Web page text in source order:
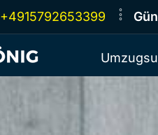
+4915792653399